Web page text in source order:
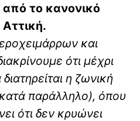
από το κανονικό
και
ότι μέχρι
η ζωνική
παράλληλο), όπου
ότι δεν κρυώνει